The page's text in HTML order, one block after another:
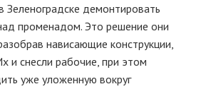
Зеленоградске демонтировать
променадом. Это решение они
нависающие конструкции,
и снесли рабочие, при этом
уже уложенную вокруг